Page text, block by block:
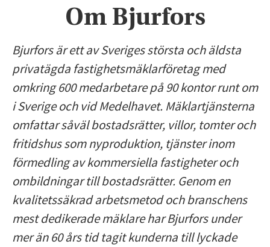
Om Bjurfors
Bjurfors är ett av Sveriges största och äldsta
privatägda fastighetsmäklarföretag med
omkring 600 medarbetare på 90 kontor runt om
i Sverige och vid Medelhavet. Mäklartjänsterna
omfattar såväl bostadsrätter, villor, tomter och
fritidshus som nyproduktion, tjänster inom
förmedling av kommersiella fastigheter och
ombildningar till bostadsrätter. Genom en
kvalitetssäkrad arbetsmetod och branschens
mest dedikerade mäklare har Bjurfors under
mer än 60 års tid tagit kunderna till lyckade